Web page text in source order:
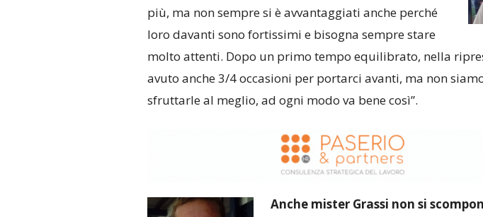
più, ma non sempre si è avvantaggiati anche perché
loro davanti sono fortissimi e bisogna sempre stare
molto attenti. Dopo un primo tempo equilibrato, nella
avuto anche 3/4 occasioni per portarci avanti, ma non
sfruttarle al meglio, ad ogni modo va bene così”.
Anche mister Grassi non si